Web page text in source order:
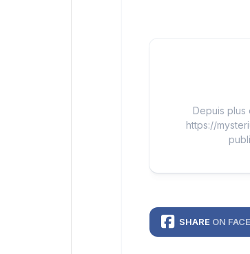
Depuis
https://
SHARE ON